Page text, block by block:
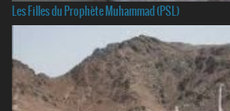
Les Filles du Prophète Muhammad (PSL)